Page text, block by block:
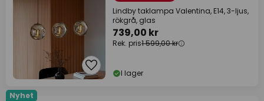
Lindby taklampa Valentina, E14, 3-ljus,
rökgrå, glas
739,00 kr
Rek. pris1 599,00 kr
I lager
Nyhet